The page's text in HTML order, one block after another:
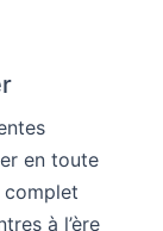
en toute
complet
à l’ère